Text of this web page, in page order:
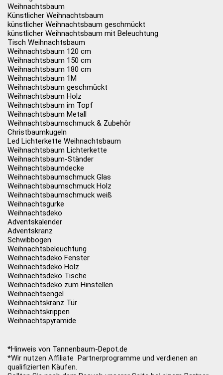
Weihnachtsbaum
Künstlicher Weihnachtsbaum
künstlicher Weihnachtsbaum geschmückt
künstlicher Weihnachtsbaum mit Beleuchtung
Tisch Weihnachtsbaum
Weihnachtsbaum 120 cm
Weihnachtsbaum 150 cm
Weihnachtsbaum 180 cm
Weihnachtsbaum 1M
Weihnachtsbaum geschmückt
Weihnachtsbaum Holz
Weihnachtsbaum im Topf
Weihnachtsbaum Metall
Weihnachtsbaumschmuck & Zubehör
Christbaumkugeln
Led Lichterkette Weihnachtsbaum
Weihnachtsbaum Lichterkette
Weihnachtsbaum-Ständer
Weihnachtsbaumdecke
Weihnachtsbaumschmuck Glas
Weihnachtsbaumschmuck Holz
Weihnachtsbaumschmuck weiß
Weihnachtsgurke
Weihnachtsdeko
Adventskalender
Adventskranz
Schwibbogen
Weihnachtsbeleuchtung
Weihnachtsdeko Fenster
Weihnachtsdeko Holz
Weihnachtsdeko Tische
Weihnachtsdeko zum Hinstellen
Weihnachtsengel
Weihnachtskranz Tür
Weihnachtskrippen
Weihnachtspyramide
*Hinweis von Tannenbaum-Depot.de
*Wir nutzen Affiliate Partnerprogramme und verdienen an
qualifizierten Käufen.